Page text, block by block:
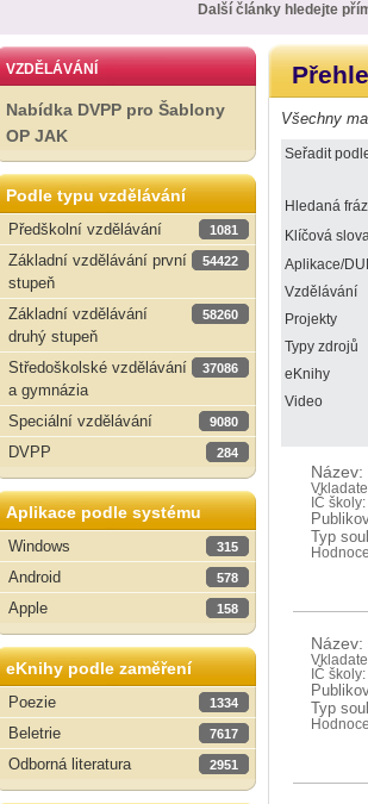
Další články hledejte
VZDĚLÁVÁNÍ
Nabídka DVPP pro Šablony
OP JAK
Podle typu vzdělávání
Předškolní vzdělávání
1081
Základní vzdělávání první
stupeň
54422
Základní vzdělávání
druhý stupeň
58260
Středoškolské vzdělávání
a gymnázia
37086
Speciální vzdělávání 9080
DVPP 284
Aplikace podle systému
Windows
315
Android 578
Apple 158
eKnihy podle zaměření
Poezie
1334
Beletrie 7617
Odborná literatura 2951
Všechny
Seřadit
Hledaná
Klíčová slova
Aplikace/
Vzdělávání
Projekty
Typy zdrojů
eKnihy
Video
Název:
IČ školy:
Typ
Název:
IČ školy:
Typ